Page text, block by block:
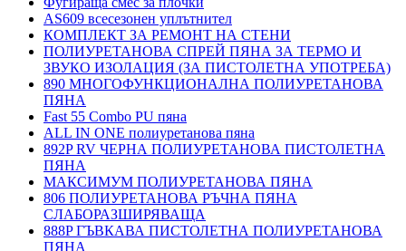
AS609 всесезонен уплътнител
КОМПЛЕКТ ЗА РЕМОНТ НА СТЕНИ
ПОЛИУРЕТАНОВА СПРЕЙ ПЯНА ЗА ТЕРМО И
ЗВУКО ИЗОЛАЦИЯ (ЗА ПИСТОЛЕТНА УПОТРЕБА)
890 МНОГОФУНКЦИОНАЛНА ПОЛИУРЕТАНОВА
ПЯНА
Fast 55 Combo PU пяна
ALL IN ONE полиуретанова пяна
892P RV ЧЕРНА ПОЛИУРЕТАНОВА ПИСТОЛЕТНА
ПЯНА
МАКСИМУМ ПОЛИУРЕТАНОВА ПЯНА
806 ПОЛИУРЕТАНОВА РЪЧНА ПЯНА
СЛАБОРАЗШИРЯВАЩА
888P ГЪВКАВА ПИСТОЛЕТНА ПОЛИУРЕТАНОВА
ПЯНА